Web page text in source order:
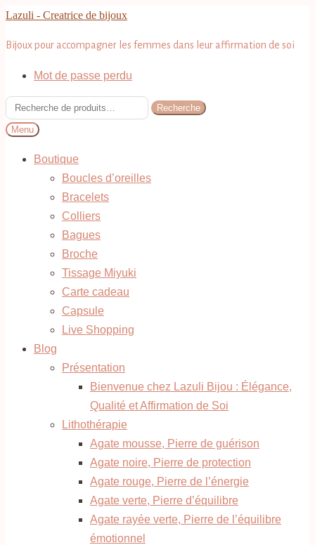
Aller
la
navigation
Aller
contenu
Lazuli - Creatrice de bijoux
Bijoux pour accompagner les femmes dans leur affirmation de soi
Mot de passe perdu
Recherche
pour :
Recherche
Menu
Boutique
Boucles d’oreilles
Bracelets
Colliers
Bagues
Broche
Tissage Miyuki
Carte cadeau
Capsule
Live Shopping
Blog
Présentation
Bienvenue chez Lazuli Bijou : Élégance,
Qualité et Affirmation de Soi
Lithothérapie
Agate mousse, Pierre de guérison
Agate noire, Pierre de protection
Agate rouge, Pierre de l’énergie
Agate verte, Pierre d’équilibre
Agate rayée verte, Pierre de l’équilibre
émotionnel